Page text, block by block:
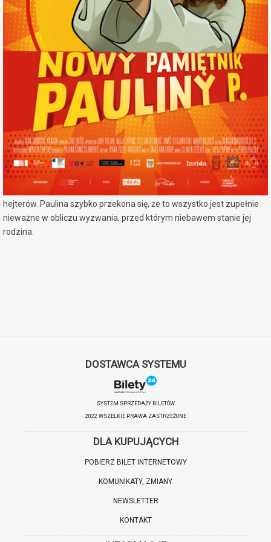
miejscowość:
Konin
adres:
Al. 1 Maja 7a
data i godzina:
16.07.2026, g. 15:00
Info
Opis wydarzenia:
Paulina P. powraca, aby zmierzyć się ze wszystkimi problemami
okresu dojrzewania. Niektóre z nich są niewielkie, jak na przykład
nadopiekuńczość dorosłych.
Inne skutecznie utrudniają życie, jak chociażby problem szkolnych
hejterów. Paulina szybko przekona się, że to wszystko jest zupełnie
nieważne w obliczu wyzwania, przed którym niebawem stanie jej
rodzina.
DOSTAWCA SYSTEMU
SYSTEM SPRZEDAŻY BILETÓW
2022 WSZELKIE PRAWA ZASTRZEŻONE
DLA KUPUJĄCYCH
POBIERZ BILET INTERNETOWY
KOMUNIKATY, ZMIANY
NEWSLETTER
KONTAKT